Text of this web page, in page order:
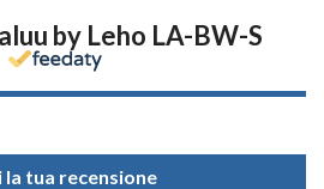
by Leho LA-BW-S
la tua recensione